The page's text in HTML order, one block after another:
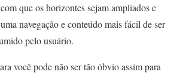
que os horizontes sejam ampliados e
navegação e conteúdo mais fácil de ser
pelo usuário.
você pode não ser tão óbvio assim para